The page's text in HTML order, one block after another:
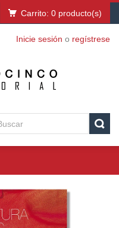
Carrito: 0 producto(s)
Inicie sesión o regístrese